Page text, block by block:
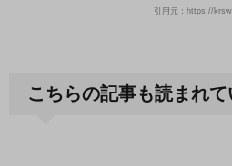
引用元：https://
こちらの記事も読まれ